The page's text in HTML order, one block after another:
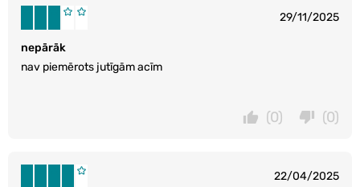
29/11/2025
nepārāk
nav piemērots jutīgām acīm
(0)
(0)
22/04/2025